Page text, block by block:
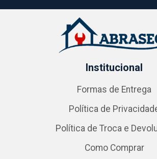
Institucional
Formas de Entrega
Política de
Política de Troca e
Como Comprar